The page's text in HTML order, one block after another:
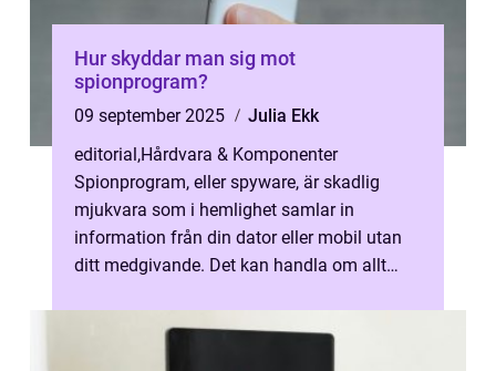
Hur skyddar man sig mot
spionprogram?
09 september 2025
Julia Ekk
editorial,Hårdvara & Komponenter
Spionprogram, eller spyware, är skadlig
mjukvara som i hemlighet samlar in
information från din dator eller mobil utan
ditt medgivande. Det kan handla om allt